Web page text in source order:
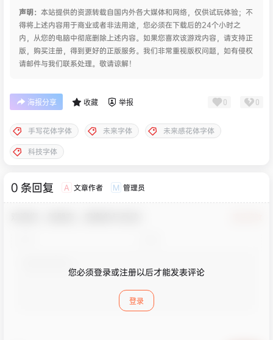
声明： 本站提供的资源转载自国内外各大媒体和网络，仅供试玩体验；不
得将上述内容用于商业或者非法用途，您必须在下载后的24个小时之
内，从您的电脑中彻底删除上述内容。如果您喜欢该游戏内容，请支持正
版，购买注册，得到更好的正版服务。我们非常重视版权问题，如有侵权
请邮件与我们联系处理。敬请谅解！
海报分享 收藏 举报 0 0
手写花体字体 未来字体
未来感花体字体
科技字体
0 条回复 A 文章作者 M 管理员
您必须登录或注册以后才能发表评论
登录